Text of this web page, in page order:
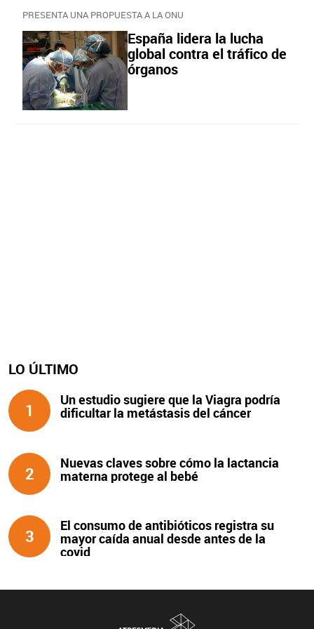
PRESENTA UNA PROPUESTA A LA ONU
España lidera la lucha
global contra el tráfico de
órganos
LO ÚLTIMO
1
Un estudio sugiere que la Viagra podría
dificultar la metástasis del cáncer
2
Nuevas claves sobre cómo la lactancia
materna protege al bebé
3
El consumo de antibióticos registra su
mayor caída anual desde antes de la
covid